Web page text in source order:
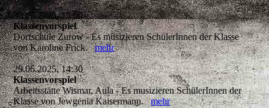
30.06.2025, 15:00
Klassenvorspiel
Dorfschule Zurow - Es musizieren SchülerInnen der Klasse
von Karoline Frick.mehr
29.06.2025, 14:30
Klassenvorspiel
Arbeitsstätte Wismar, Aula - Es musizieren SchülerInnen der
Klasse von Jewgenia Kaisermann.mehr